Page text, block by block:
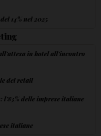
14% nel 2025
in hotel all'incontro
del retail
l'83% delle imprese italiane
italiane